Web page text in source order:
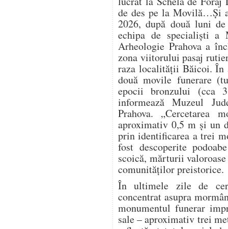
de des pe la Movilă…Și
2026, după două luni
echipa de specialiști a
Arheologie Prahova a
zona viitorului pasaj
raza localității Băicoi. În
două movile funerare
epocii bronzului (cca
informează Muzeul
Prahova.
aproximativ 0,5 m și un
prin identificarea a trei
fost descoperite
scoică, mărturii
comunităților preistorice.
În ultimele zile de
concentrat asupra
monumentul funerar
sale – aproximativ trei